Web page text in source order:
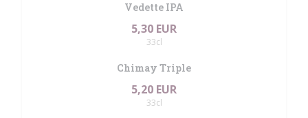
Vedette IPA
5,30 EUR
33cl
Chimay Triple
5,20 EUR
33cl